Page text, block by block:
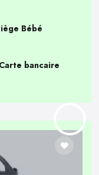
Bébé
Carte bancaire